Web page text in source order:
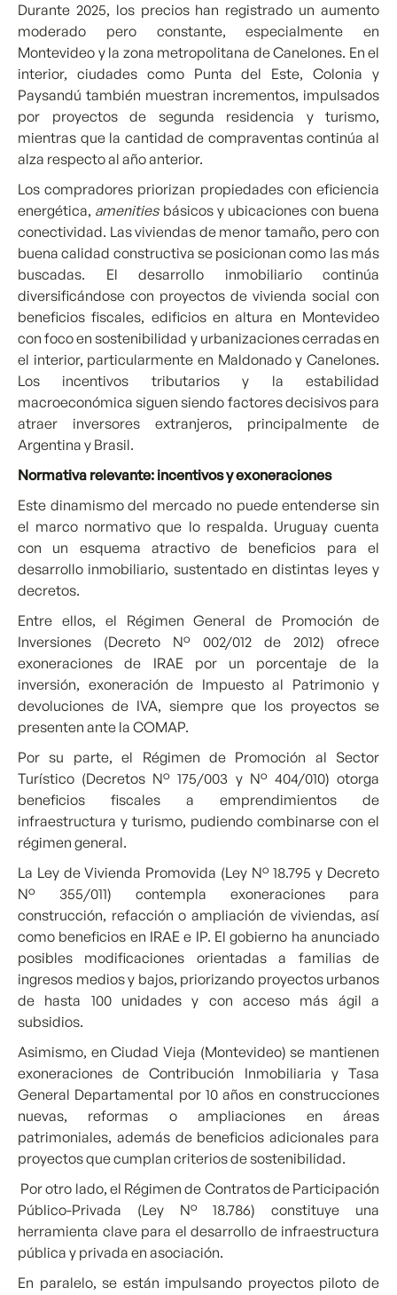
Durante 2025, los precios han registrado un aumento
moderado pero constante, especialmente en
Montevideo y la zona metropolitana de Canelones. En el
interior, ciudades como Punta del Este, Colonia y
Paysandú también muestran incrementos, impulsados
por proyectos de segunda residencia y turismo,
mientras que la cantidad de compraventas continúa al
alza respecto al año anterior.
Los compradores priorizan propiedades con eficiencia
energética, amenities básicos y ubicaciones con buena
conectividad. Las viviendas de menor tamaño, pero con
buena calidad constructiva se posicionan como las más
buscadas. El desarrollo inmobiliario continúa
diversificándose con proyectos de vivienda social con
beneficios fiscales, edificios en altura en Montevideo
con foco en sostenibilidad y urbanizaciones cerradas en
el interior, particularmente en Maldonado y Canelones.
Los incentivos tributarios y la estabilidad
macroeconómica siguen siendo factores decisivos para
atraer inversores extranjeros, principalmente de
Argentina y Brasil.
Normativa relevante: incentivos y exoneraciones
Este dinamismo del mercado no puede entenderse sin
el marco normativo que lo respalda. Uruguay cuenta
con un esquema atractivo de beneficios para el
desarrollo inmobiliario, sustentado en distintas leyes y
decretos.
Entre ellos, el Régimen General de Promoción de
Inversiones (Decreto N° 002/012 de 2012) ofrece
exoneraciones de IRAE por un porcentaje de la
inversión, exoneración de Impuesto al Patrimonio y
devoluciones de IVA, siempre que los proyectos se
presenten ante la COMAP.
Por su parte, el Régimen de Promoción al Sector
Turístico (Decretos N° 175/003 y N° 404/010) otorga
beneficios fiscales a emprendimientos de
infraestructura y turismo, pudiendo combinarse con el
régimen general.
La Ley de Vivienda Promovida (Ley N° 18.795 y Decreto
N° 355/011) contempla exoneraciones para
construcción, refacción o ampliación de viviendas, así
como beneficios en IRAE e IP. El gobierno ha anunciado
posibles modificaciones orientadas a familias de
ingresos medios y bajos, priorizando proyectos urbanos
de hasta 100 unidades y con acceso más ágil a
subsidios.
Asimismo, en Ciudad Vieja (Montevideo) se mantienen
exoneraciones de Contribución Inmobiliaria y Tasa
General Departamental por 10 años en construcciones
nuevas, reformas o ampliaciones en áreas
patrimoniales, además de beneficios adicionales para
proyectos que cumplan criterios de sostenibilidad.
Por otro lado, el Régimen de Contratos de Participación
Público-Privada (Ley N° 18.786) constituye una
herramienta clave para el desarrollo de infraestructura
pública y privada en asociación.
En paralelo, se están impulsando proyectos piloto de